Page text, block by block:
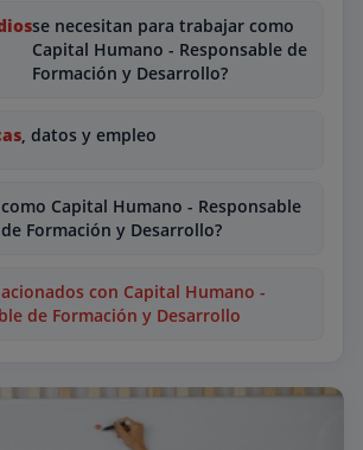
se necesitan para trabajar como
Capital Humano - Responsable de
Formación y Desarrollo?
, datos y empleo
como Capital Humano - Responsable
de Formación y Desarrollo?
con Capital Humano -
de Formación y Desarrollo